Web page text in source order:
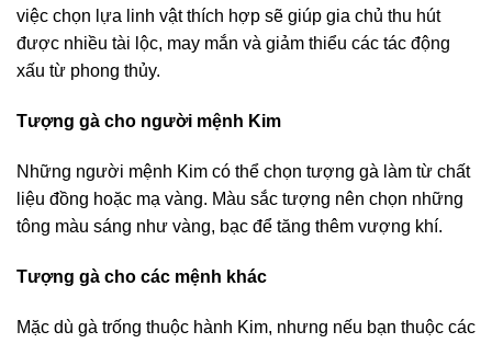
việc chọn lựa linh vật thích hợp sẽ giúp gia chủ thu hút
được nhiều tài lộc, may mắn và giảm thiểu các tác động
xấu từ phong thủy.
Tượng gà cho người mệnh Kim
Những người mệnh Kim có thể chọn tượng gà làm từ chất
liệu đồng hoặc mạ vàng. Màu sắc tượng nên chọn những
tông màu sáng như vàng, bạc để tăng thêm vượng khí.
Tượng gà cho các mệnh khác
Mặc dù gà trống thuộc hành Kim, nhưng nếu bạn thuộc các